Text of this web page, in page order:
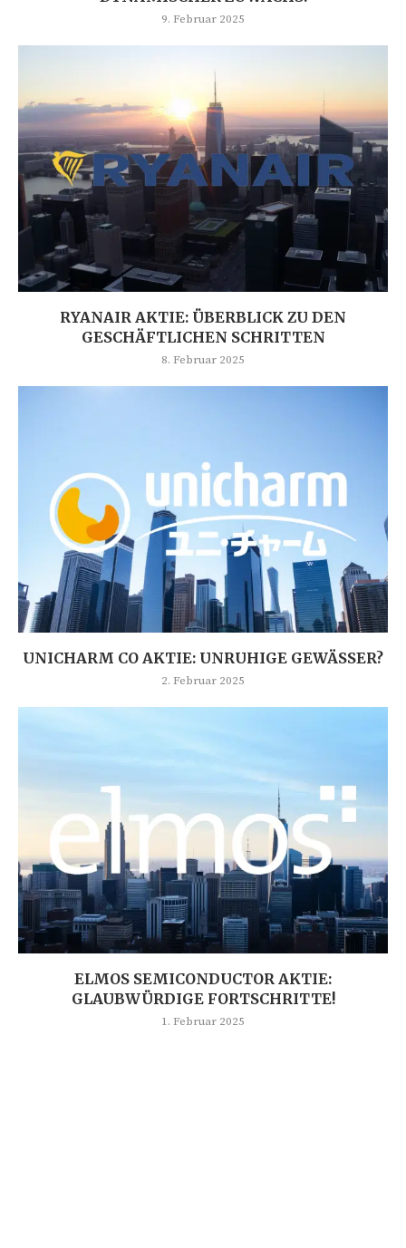
9. Februar 2025
RYANAIR AKTIE: ÜBERBLICK ZU DEN
GESCHÄFTLICHEN SCHRITTEN
8. Februar 2025
UNICHARM CO AKTIE: UNRUHIGE GEWÄSSER?
2. Februar 2025
ELMOS SEMICONDUCTOR AKTIE:
GLAUBWÜRDIGE FORTSCHRITTE!
1. Februar 2025